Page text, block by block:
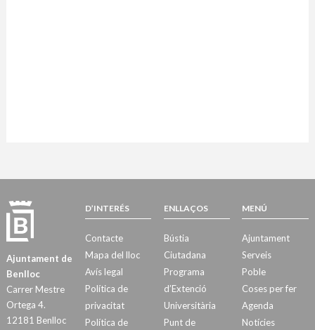
Ajuntament de
Benlloc
Carrer Mestre
Ortega 4.
12181 Benlloc
D’INTERÉS
Contacte
Mapa del lloc
Avís legal
Política de
privacitat
Política de
ENLLAÇOS
Bústia
Ciutadana
Programa
d’Extenció
Universitària
Punt de
MENÚ
Ajuntament
Serveis
Poble
Coses per fer
Agenda
Notícies